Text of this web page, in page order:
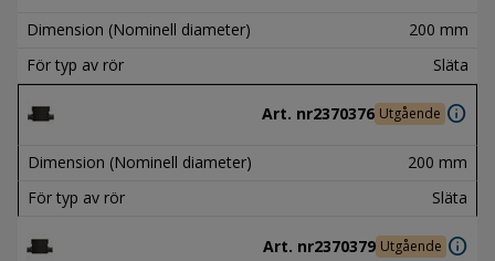
Dimension (Nominell diameter)
200 mm
För typ av rör
Släta
Art. nr2370376 Utgående info
Dimension (Nominell diameter)
200 mm
För typ av rör
Släta
Art. nr2370379 Utgående info